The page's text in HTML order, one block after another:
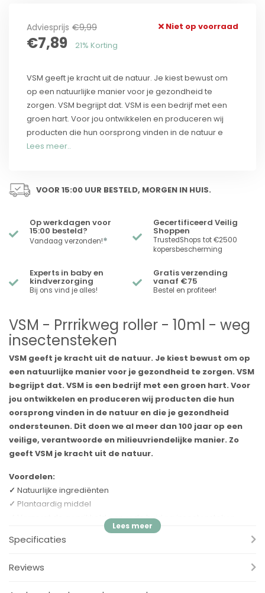
Adviesprijs €9,99
€7,89 21% Korting
Niet op voorraad
VSM geeft je kracht uit de natuur. Je kiest bewust om
op een natuurlijke manier voor je gezondheid te
zorgen. VSM begrijpt dat. VSM is een bedrijf met een
groen hart. Voor jou ontwikkelen en produceren wij
producten die hun oorsprong vinden in de natuur e
Lees meer..
VOOR 15:00 UUR BESTELD, MORGEN IN HUIS.
Op werkdagen voor
15:00 besteld?
Vandaag verzonden!*
Gecertificeerd Veilig
Shoppen
TrustedShops tot €2500
kopersbescherming
Experts in baby en
kindverzorging
Bij ons vind je alles!
Gratis verzending
vanaf €75
Bestel en profiteer!
VSM - Prrrikweg roller - 10ml - weg
insectensteken
VSM geeft je kracht uit de natuur. Je kiest bewust om op
een natuurlijke manier voor je gezondheid te zorgen. VSM
begrijpt dat. VSM is een bedrijf met een groen hart. Voor
jou ontwikkelen en produceren wij producten die hun
oorsprong vinden in de natuur en die je gezondheid
ondersteunen. Dit doen we al meer dan 100 jaar op een
veilige, verantwoorde en milieuvriendelijke manier. Zo
geeft VSM je kracht uit de natuur.
Voordelen:
✓ Natuurlijke ingrediënten
✓ Plantaardig middel
Verzorgt de geprikkelde en rode huid na insectensteken
Toepassing
geprikkelde en rode huid na insectensteken.
Specificaties
Reviews